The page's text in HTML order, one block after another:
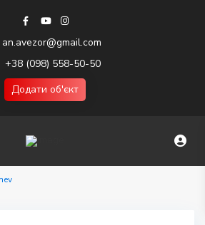
an.avezor@gmail.com
+38 (098) 558-50-50
Додати об'єкт